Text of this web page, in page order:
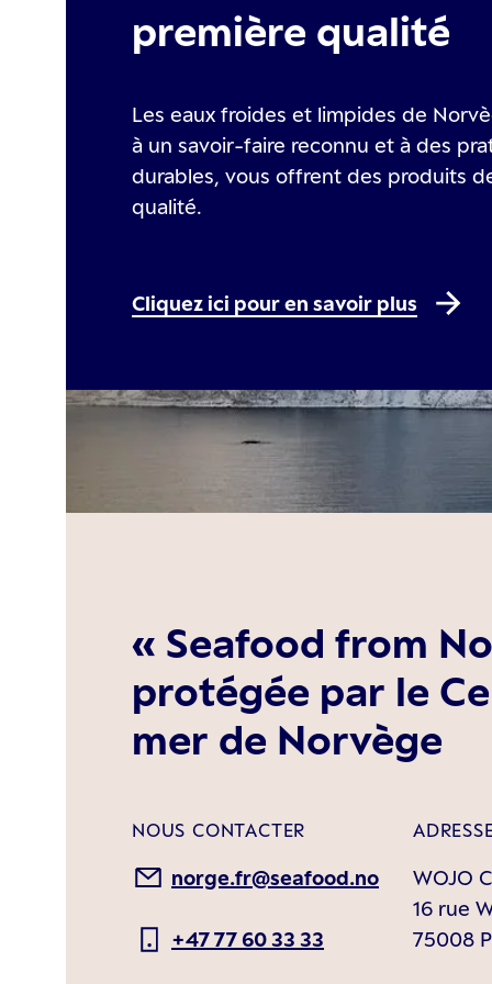
première qualité
Les eaux froides et limpides de
à un savoir-faire reconnu et à des
durables, vous offrent des produits
qualité.
Cliquez ici pour en savoir plus
« Seafood from
protégée par le
mer de Norvège
NOUS CONTACTER
norge.fr@seafood.no
+47 77 60 33 33
WOJO
16 rue
75008